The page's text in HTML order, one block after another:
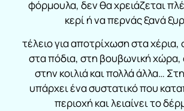
φόρμουλα, δεν θα χρειάζεται
κερί ή να περνάς ξανά
τέλειο για αποτρίχωση στα χέρια,
στα πόδια, στη βουβωνική χώρα,
στην κοιλιά και πολλά άλλα…
υπάρχει ένα συστατικό που
περιοχή και λειαίνει το